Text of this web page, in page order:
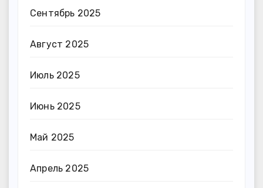
Сентябрь 2025
Август 2025
Июль 2025
Июнь 2025
Май 2025
Апрель 2025